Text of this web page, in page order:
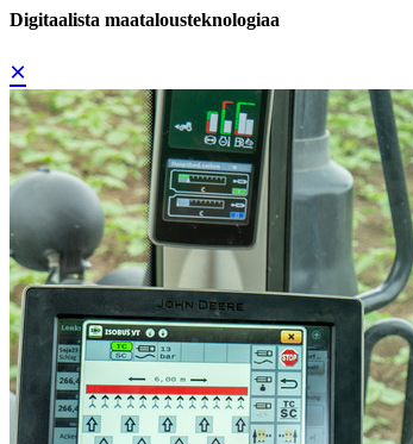
Digitaalista maatalousteknologiaa
×